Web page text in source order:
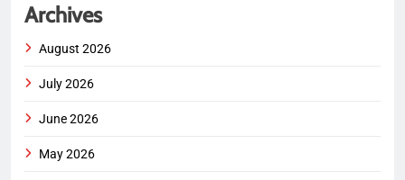
Archives
August 2026
July 2026
June 2026
May 2026